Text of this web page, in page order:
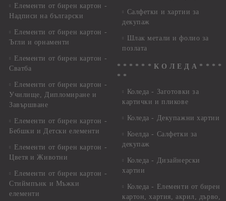
Елементи от бирен картон -
Надписи на български
Елементи от бирен картон -
Ъгли и орнаменти
Елементи от бирен картон -
Сватба
Елементи от бирен картон -
Училище, Дипломиране и
Завършване
Елементи от бирен картон -
Бебшки и Детски елементи
Елементи от бирен картон -
Цветя и Животни
Елементи от бирен картон -
Стиймпънк и Мъжки
елементи
Салфетки и хартии за
декупаж
Шлак метали и фолио за
позлата
* * * * * * К О Л Е Д А * * * *
* *
Коледа - Заготовки за
картички и пликове
Коледа - Декупажни хартии
Коелда - Салфетки за
декупаж
Коледа - Дизайнерски
хартии
Коледа - Eлементи от бирен
картон, хартия, акрил, дърво,